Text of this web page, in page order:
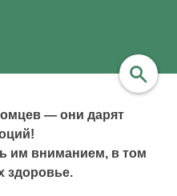
— они дарят
им вниманием, в том
здоровье.